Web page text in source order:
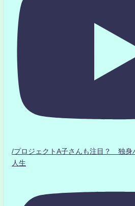
/プロジェクトA子さんも注目？ 独身
人生